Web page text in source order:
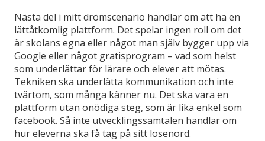
Nästa del i mitt drömscenario handlar om att ha en
lättåtkomlig plattform. Det spelar ingen roll om det
är skolans egna eller något man själv bygger upp via
Google eller något gratisprogram – vad som helst
som underlättar för lärare och elever att mötas.
Tekniken ska underlätta kommunikation och inte
tvärtom, som många känner nu. Det ska vara en
plattform utan onödiga steg, som är lika enkel som
facebook. Så inte utvecklingssamtalen handlar om
hur eleverna ska få tag på sitt lösenord.